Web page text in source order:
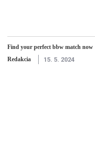
Find your perfect bbw match now
Redakcia
15. 5. 2024